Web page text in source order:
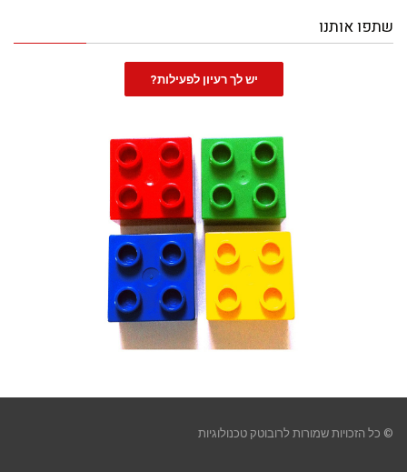
שתפו אותנו
יש לך רעיון לפעילות?
© כל הזכויות שמורות לרובוטק טכנולוגיות